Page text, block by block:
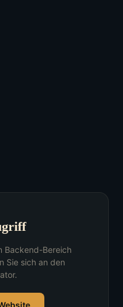
Backend-Bereich
Sie sich an den